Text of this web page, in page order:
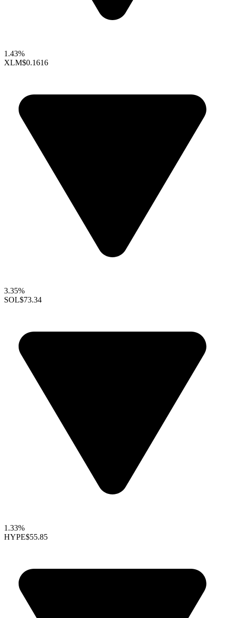
1.43%
XLM$0.1616
3.35%
SOL$73.34
1.33%
HYPE$55.85